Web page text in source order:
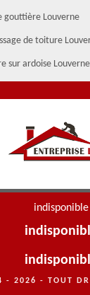
gouttière Louverne
de toiture
sur ardoise
indisponible
- 2026 - TOUT